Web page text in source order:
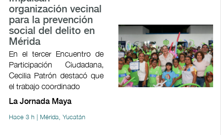
organización vecinal
para la prevención
social del delito en
Mérida
En el tercer Encuentro de
Participación Ciudadana,
Cecilia Patrón destacó que
el trabajo coordinado
La Jornada Maya
Hace 3 h | Mérida, Yucatán